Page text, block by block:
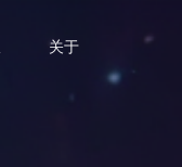
关于